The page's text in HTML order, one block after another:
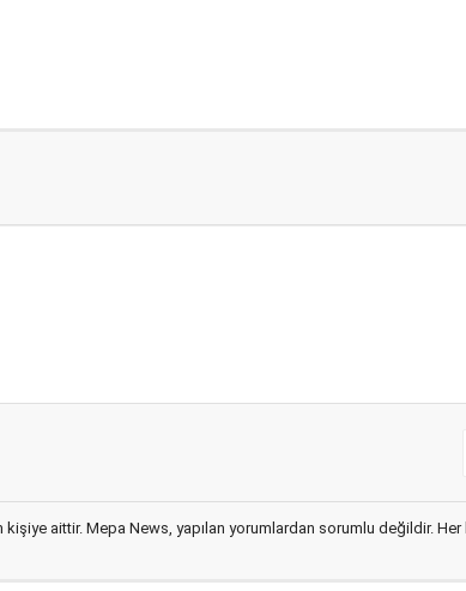
aittir. Mepa News, yapılan yorumlardan sorumlu değildir. Her